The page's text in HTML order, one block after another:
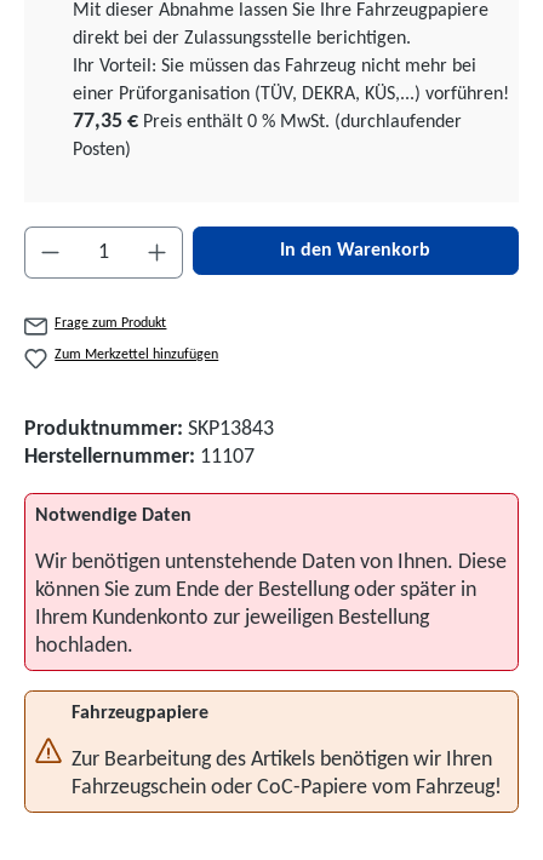
Mit dieser Abnahme lassen Sie Ihre Fahrzeugpapiere
direkt bei der Zulassungsstelle berichtigen.
Ihr Vorteil: Sie müssen das Fahrzeug nicht mehr bei
einer Prüforgani­sation (TÜV, DEKRA, KÜS,...) vorführen!
77,35 € Preis enthält 0 % MwSt. (durchlaufender
Posten)
Produkt Anzahl: Gib den gewünschten Wert
In den Warenkorb
Frage zum Produkt
Zum Merkzettel hinzufügen
Produktnummer: SKP13843
Herstellernummer: 11107
Notwendige Daten
Wir benötigen untenstehende Daten von Ihnen. Diese
können Sie zum Ende der Bestellung oder später in
Ihrem Kundenkonto zur jeweiligen Bestellung
hochladen.
Fahrzeugpapiere
Zur Bearbeitung des Artikels benötigen wir Ihren
Fahrzeugschein oder CoC-Papiere vom Fahrzeug!